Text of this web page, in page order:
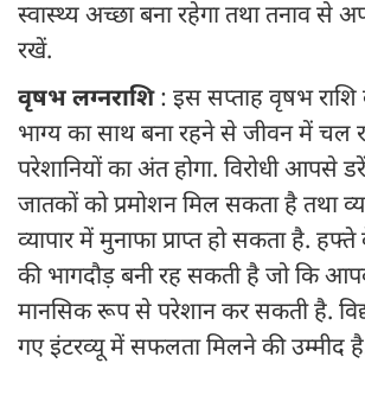
स्वास्थ्य अच्छा बना रहेगा तथा तनाव से
रखें.
वृषभ लग्नराशि: इस सप्ताह वृषभ
भाग्य का साथ बना रहने से जीवन में चल
परेशानियों का अंत होगा. विरोधी आपसे
जातकों को प्रमोशन मिल सकता है तथा
व्यापार में मुनाफा प्राप्त हो सकता है.
की भागदौड़ बनी रह सकती है जो कि
मानसिक रूप से परेशान कर सकती है.
गए इंटरव्यू में सफलता मिलने की उम्मीद